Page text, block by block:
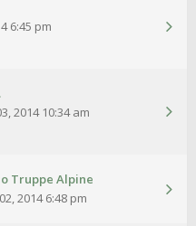
6:45 pm
2014 10:34 am
Truppe Alpine
2014 6:48 pm